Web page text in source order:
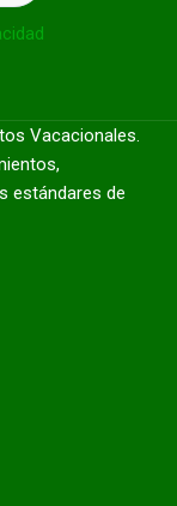
Vacacionales.
estándares de